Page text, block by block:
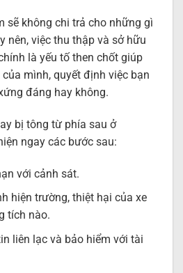
sẽ không chi trả cho những gì
nên, việc thu thập và sở hữu
là yếu tố then chốt giúp
mình, quyết định việc bạn
đáng hay không.
bị tông từ phía sau ở
ngay các bước sau:
với cảnh sát.
hiện trường, thiệt hại của xe
tích nào.
liên lạc và bảo hiểm với tài